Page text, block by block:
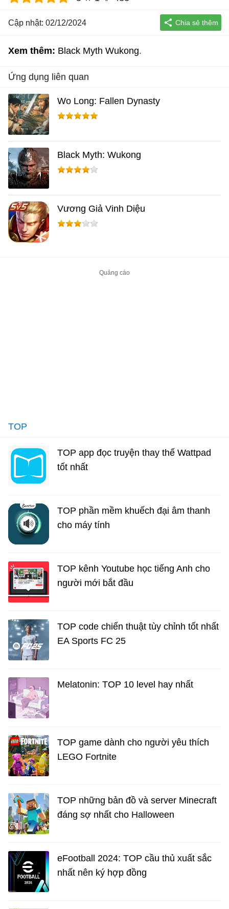
Cập nhật: 02/12/2024
Xem thêm: Black Myth Wukong
Ứng dụng liên quan
Wo Long: Fallen Dynasty
Black Myth: Wukong
Vương Giả Vinh Diệu
TOP
TOP app đọc truyện thay thế Wattpad
tốt nhất
TOP phần mềm khuếch đại âm thanh
cho máy tính
TOP kênh Youtube học tiếng Anh cho
người mới bắt đầu
TOP code chiến thuật tùy chỉnh tốt nhất
EA Sports FC 25
Melatonin: TOP 10 level hay nhất
TOP game dành cho người yêu thích
LEGO Fortnite
TOP những bản đồ và server Minecraft
đáng sợ nhất cho Halloween
eFootball 2024: TOP cầu thủ xuất sắc
nhất nên ký hợp đồng